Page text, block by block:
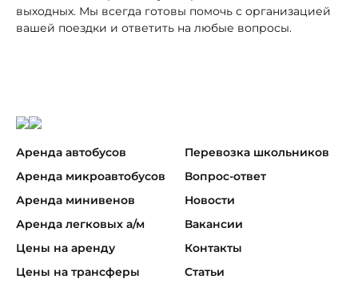
выходных. Мы всегда готовы помочь с организацией
вашей поездки и ответить на любые вопросы.
Аренда автобусов
Аренда микроавтобусов
Аренда минивенов
Аренда легковых а/м
Цены на аренду
Цены на трансферы
Перевозка школьников
Вопрос-ответ
Новости
Вакансии
Контакты
Статьи